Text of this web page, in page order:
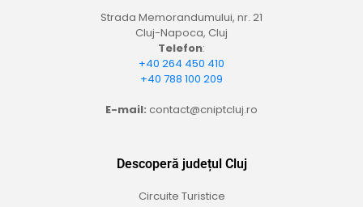
Strada Memorandumului, nr. 21
Cluj-Napoca, Cluj
Telefon:
+40 264 450 410
+40 788 100 209
E-mail: contact@cniptcluj.ro
Descoperă județul Cluj
Circuite Turistice